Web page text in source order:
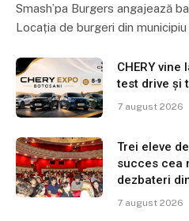
Smash’pa Burgers angajează
Locația de burgeri din
CHERY
test drive și
7 august 2026
Trei eleve
succes cea
dezbateri
7 august 2026